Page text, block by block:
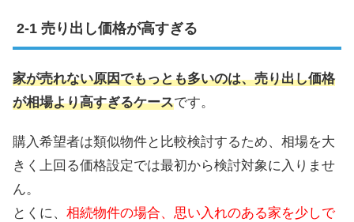
売り出し価格が高すぎる
家が売れない原因でもっとも多いのは、売り出し価格
が相場より高すぎるケースです。
購入希望者は類似物件と比較検討するため、相場を大
きく上回る価格設定では最初から検討対象に入りませ
ん。
とくに、 相続物件の場合、思い入れのある家を少しで